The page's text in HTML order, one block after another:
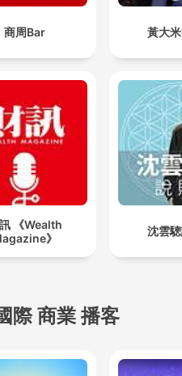
商周Bar 黃大
《Wealth
》
沈雲
際 商業 播客